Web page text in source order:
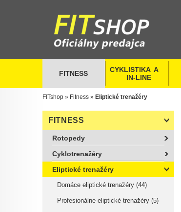
FITNESS
CYKLISTIKA  A
  IN-LINE
FITshop » Fitness » Eliptické trenažéry
FITNESS
Rotopedy
Cyklotrenažéry
Eliptické trenažéry
Domáce eliptické trenažéry (44)
Profesionálne eliptické trenažéry (5)